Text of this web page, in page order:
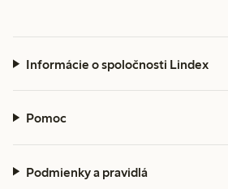
Informácie o spoločnosti Lindex
Pomoc
Podmienky a pravidlá